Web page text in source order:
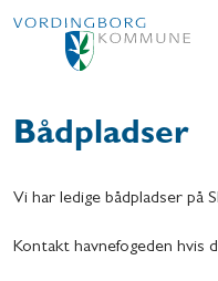
Bådpladser
Vi har ledige bådpladser på
Kontakt havnefogeden hvis